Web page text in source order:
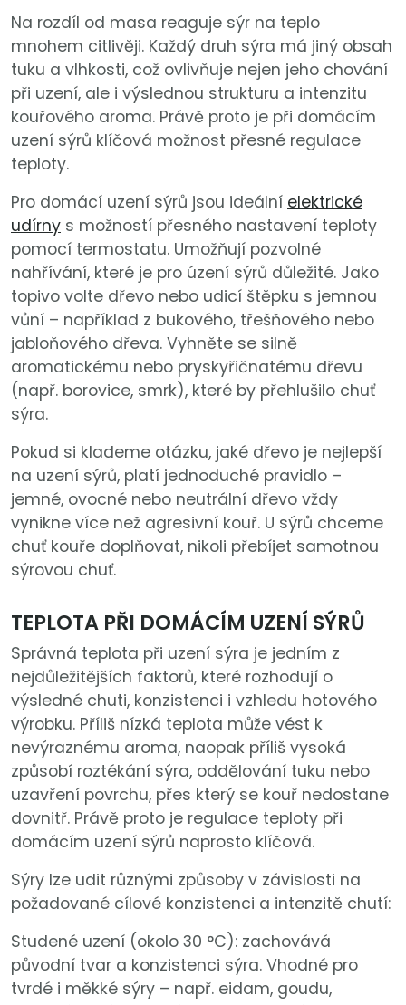
Na rozdíl od masa reaguje sýr na teplo
mnohem citlivěji. Každý druh sýra má jiný obsah
tuku a vlhkosti, což ovlivňuje nejen jeho chování
při uzení, ale i výslednou strukturu a intenzitu
kouřového aroma. Právě proto je při domácím
uzení sýrů klíčová možnost přesné regulace
teploty.
Pro domácí uzení sýrů jsou ideální elektrické
udírny s možností přesného nastavení teploty
pomocí termostatu. Umožňují pozvolné
nahřívání, které je pro úzení sýrů důležité. Jako
topivo volte dřevo nebo udicí štěpku s jemnou
vůní – například z bukového, třešňového nebo
jabloňového dřeva. Vyhněte se silně
aromatickému nebo pryskyřičnatému dřevu
(např. borovice, smrk), které by přehlušilo chuť
sýra.
Pokud si klademe otázku, jaké dřevo je nejlepší
na uzení sýrů, platí jednoduché pravidlo –
jemné, ovocné nebo neutrální dřevo vždy
vynikne více než agresivní kouř. U sýrů chceme
chuť kouře doplňovat, nikoli přebíjet samotnou
sýrovou chuť.
TEPLOTA PŘI DOMÁCÍM UZENÍ SÝRŮ
Správná teplota při uzení sýra je jedním z
nejdůležitějších faktorů, které rozhodují o
výsledné chuti, konzistenci i vzhledu hotového
výrobku. Příliš nízká teplota může vést k
nevýraznému aroma, naopak příliš vysoká
způsobí roztékání sýra, oddělování tuku nebo
uzavření povrchu, přes který se kouř nedostane
dovnitř. Právě proto je regulace teploty při
domácím uzení sýrů naprosto klíčová.
Sýry lze udit různými způsoby v závislosti na
požadované cílové konzistenci a intenzitě chutí:
Studené uzení (okolo 30 °C): zachovává
původní tvar a konzistenci sýra. Vhodné pro
tvrdé i měkké sýry – např. eidam, goudu,